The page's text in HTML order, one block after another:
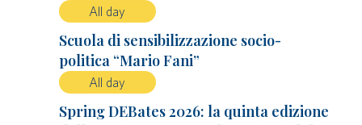
All day
Scuola di sensibilizzazione socio-
politica “Mario Fani”
All day
Spring DEBates 2026: la quinta edizione